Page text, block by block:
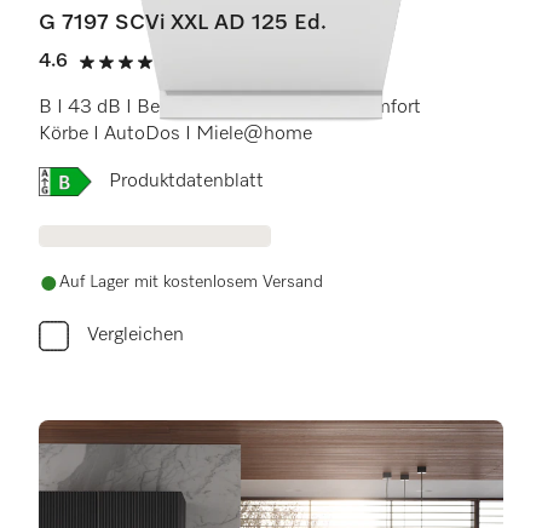
G 7197 SCVi XXL AD 125 Ed.
4.6
4.6 Sterne von 5
B I 43 dB I Besteckschublade I ExtraComfort
Körbe I AutoDos I Miele@home
Onlinelabel Image, Energielabel
Produktdatenblatt
Auf Lager mit kostenlosem Versand
Vergleichen